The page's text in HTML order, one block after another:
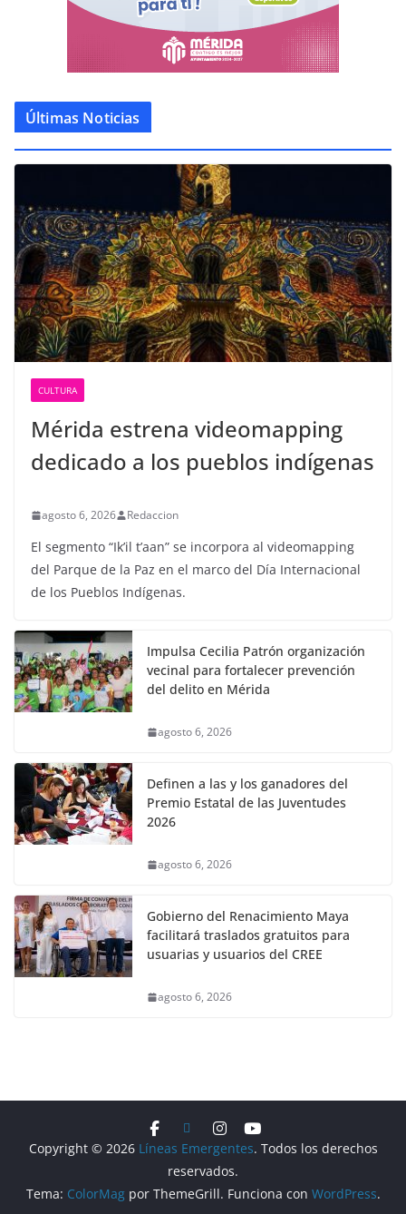
Últimas Noticias
CULTURA
Mérida estrena videomapping
dedicado a los pueblos indígenas
agosto 6, 2026 Redaccion
El segmento “Ik’il t’aan” se incorpora al videomapping
del Parque de la Paz en el marco del Día Internacional
de los Pueblos Indígenas.
Impulsa Cecilia Patrón organización
vecinal para fortalecer prevención
del delito en Mérida
agosto 6, 2026
Definen a las y los ganadores del
Premio Estatal de las Juventudes
2026
agosto 6, 2026
Gobierno del Renacimiento Maya
facilitará traslados gratuitos para
usuarias y usuarios del CREE
agosto 6, 2026
Copyright © 2026 Líneas Emergentes. Todos los derechos
reservados.
Tema: ColorMagpor ThemeGrill. Funciona con WordPress.